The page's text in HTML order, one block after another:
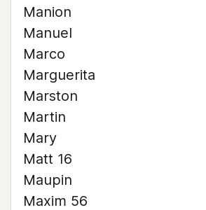
Manion
Manuel
Marco
Marguerita
Marston
Martin
Mary
Matt 16
Maupin
Maxim 56